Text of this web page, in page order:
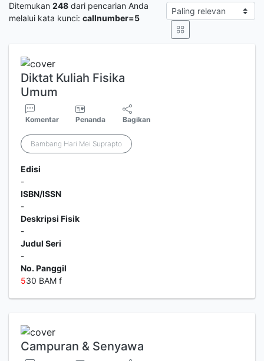
Ditemukan 248 dari pencarian Anda
melalui kata kunci: callnumber=5
Diktat Kuliah Fisika
Umum
Komentar Penanda Bagikan
Bambang Hari Mei Suprapto
Edisi
-
ISBN/ISSN
-
Deskripsi Fisik
-
Judul Seri
-
No. Panggil
530 BAM f
Campuran & Senyawa